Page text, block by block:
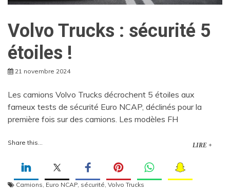
Volvo Trucks : sécurité 5
étoiles !
21 novembre 2024
Les camions Volvo Trucks décrochent 5 étoiles aux
fameux tests de sécurité Euro NCAP, déclinés pour la
première fois sur des camions. Les modèles FH
Share this... LIRE +
Camions, Euro NCAP, sécurité, Volvo Trucks